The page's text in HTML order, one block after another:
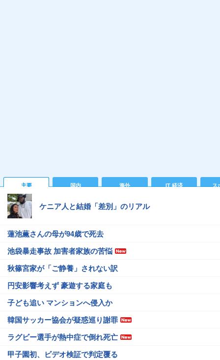
主要 国内 海外 IT 経済 ス
ケニア人と結婚「差別」のリアル
蓮池薫さんの母が94歳で死去
池袋暴走事故 加害者家族の苦悩
秋篠宮家が「ご静養」されない訳
円安影響考えず 豪遊する家庭も
子ども追い マンションへ侵入か
韓国サッカー協会が疑惑巡り謝罪
ラグビー選手が熱中症で倒れ死亡
甲子園初、ビデオ検証で判定覆る